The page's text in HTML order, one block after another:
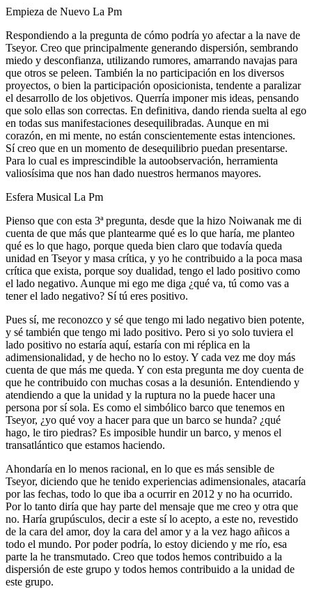
Empieza de Nuevo La Pm
Respondiendo a la pregunta de cómo podría yo afectar a la nave de
Tseyor. Creo que principalmente generando dispersión, sembrando
miedo y desconfianza, utilizando rumores, amarrando navajas para
que otros se peleen. También la no participación en los diversos
proyectos, o bien la participación oposicionista, tendente a paralizar
el desarrollo de los objetivos. Querría imponer mis ideas, pensando
que solo ellas son correctas. En definitiva, dando rienda suelta al ego
en todas sus manifestaciones desequilibradas. Aunque en mi
corazón, en mi mente, no están conscientemente estas intenciones.
Sí creo que en un momento de desequilibrio puedan presentarse.
Para lo cual es imprescindible la autoobservación, herramienta
valiosísima que nos han dado nuestros hermanos mayores.
Esfera Musical La Pm
Pienso que con esta 3ª pregunta, desde que la hizo Noiwanak me di
cuenta de que más que plantearme qué es lo que haría, me planteo
qué es lo que hago, porque queda bien claro que todavía queda
unidad en Tseyor y masa crítica, y yo he contribuido a la poca masa
crítica que exista, porque soy dualidad, tengo el lado positivo como
el lado negativo. Aunque mi ego me diga ¿qué va, tú como vas a
tener el lado negativo? Sí tú eres positivo.
Pues sí, me reconozco y sé que tengo mi lado negativo bien potente,
y sé también que tengo mi lado positivo. Pero si yo solo tuviera el
lado positivo no estaría aquí, estaría con mi réplica en la
adimensionalidad, y de hecho no lo estoy. Y cada vez me doy más
cuenta de que más me queda. Y con esta pregunta me doy cuenta de
que he contribuido con muchas cosas a la desunión. Entendiendo y
atendiendo a que la unidad y la ruptura no la puede hacer una
persona por sí sola. Es como el simbólico barco que tenemos en
Tseyor, ¿yo qué voy a hacer para que un barco se hunda? ¿qué
hago, le tiro piedras? Es imposible hundir un barco, y menos el
transatlántico que estamos haciendo.
Ahondaría en lo menos racional, en lo que es más sensible de
Tseyor, diciendo que he tenido experiencias adimensionales, atacaría
por las fechas, todo lo que iba a ocurrir en 2012 y no ha ocurrido.
Por lo tanto diría que hay parte del mensaje que me creo y otra que
no. Haría grupúsculos, decir a este sí lo acepto, a este no, revestido
de la cara del amor, doy la cara del amor y a la vez hago añicos a
todo el mundo. Por poder podría, lo estoy diciendo y me río, esa
parte la he transmutado. Creo que todos hemos contribuido a la
dispersión de este grupo y todos hemos contribuido a la unidad de
este grupo.